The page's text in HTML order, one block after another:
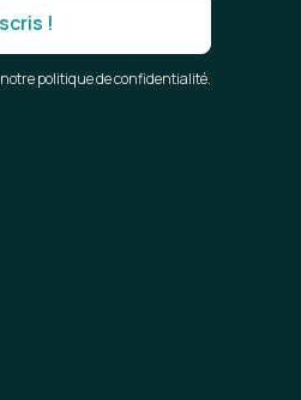
politique de confidentialité.